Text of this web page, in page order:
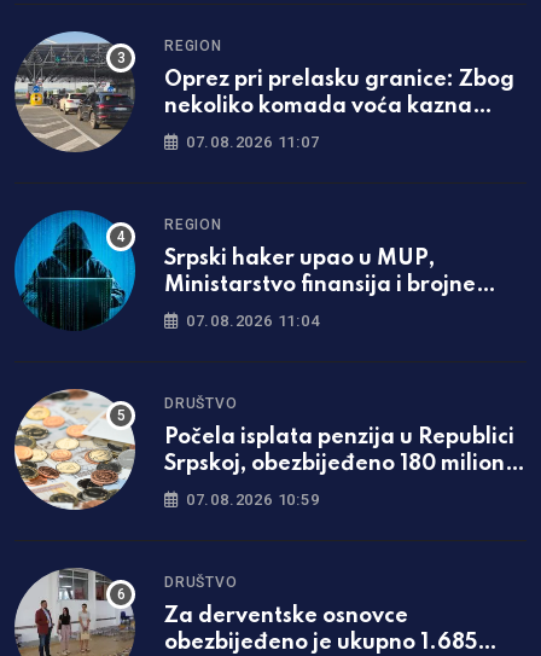
REGION
Oprez pri prelasku granice: Zbog
nekoliko komada voća kazna
može biti i veća od 13.000 evra
07.08.2026 11:07
REGION
Srpski haker upao u MUP,
Ministarstvo finansija i brojne
institucije Hrvatske
07.08.2026 11:04
DRUŠTVO
Počela isplata penzija u Republici
Srpskoj, obezbijeđeno 180 miliona
KM07.08.2026 10:59
DRUŠTVO
Za derventske osnovce
obezbijeđeno je ukupno 1.685